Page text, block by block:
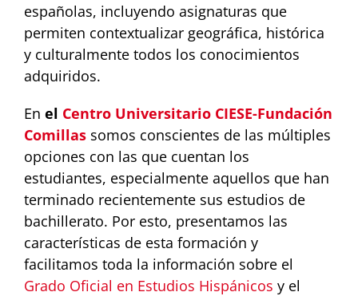
españolas, incluyendo asignaturas que
permiten contextualizar geográfica, histórica
y culturalmente todos los conocimientos
adquiridos.
En el Centro Universitario CIESE-Fundación
Comillas somos conscientes de las múltiples
opciones con las que cuentan los
estudiantes, especialmente aquellos que han
terminado recientemente sus estudios de
bachillerato. Por esto, presentamos las
características de esta formación y
facilitamos toda la información sobre el
Grado Oficial en Estudios Hispánicos y el